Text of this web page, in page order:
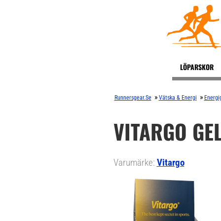
LÖPARSKOR
Runnersgear.se » Vätska & Energi »
VITARGO
Varumärke: Vitargo